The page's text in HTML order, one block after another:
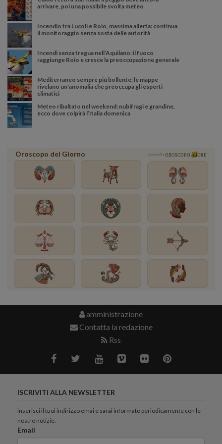
arrivare, poi una possibile svolta meteo
Incendio tra Lucoli e Roio, massima allerta: continua
il monitoraggio senza sosta delle autorità
Incendi senza tregua nell’Aquilano: il fuoco
raggiunge Roio e cresce la preoccupazione generale
Mediterraneo sempre più bollente: le mappe
rivelano un'anomalia che preoccupa gli esperti
climatici
Meteo ribaltato nel weekend: nubifragi e grandine,
ecco dove colpirà l’Italia domenica
Oroscopo del Giorno powered by OROSCOPO ORE
amministrazione
Contatta la redazione
Rss
ISCRIVITI ALLA NEWSLETTER
inserisci il tuoi indirizzo emai e sarai informato periodicamente con le
nostre notizie.
Email